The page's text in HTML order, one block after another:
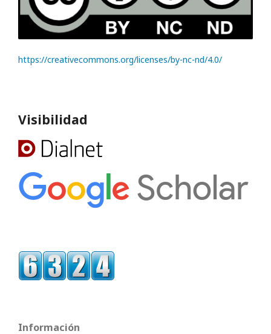
https://creativecommons.org/licenses/by-nc-nd/4.0/
Visibilidad
Información